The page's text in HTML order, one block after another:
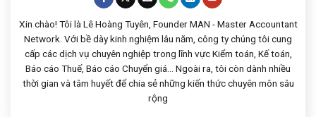
Xin chào! Tôi là Lê Hoàng Tuyên, Founder MAN - Master Accountant
Network. Với bề dày kinh nghiệm lâu năm, công ty chúng tôi cung
cấp các dịch vụ chuyên nghiệp trong lĩnh vực Kiểm toán, Kế toán,
Báo cáo Thuế, Báo cáo Chuyển giá... Ngoài ra, tôi còn dành nhiều
thời gian và tâm huyết để chia sẻ những kiến thức chuyên môn sâu
rộng